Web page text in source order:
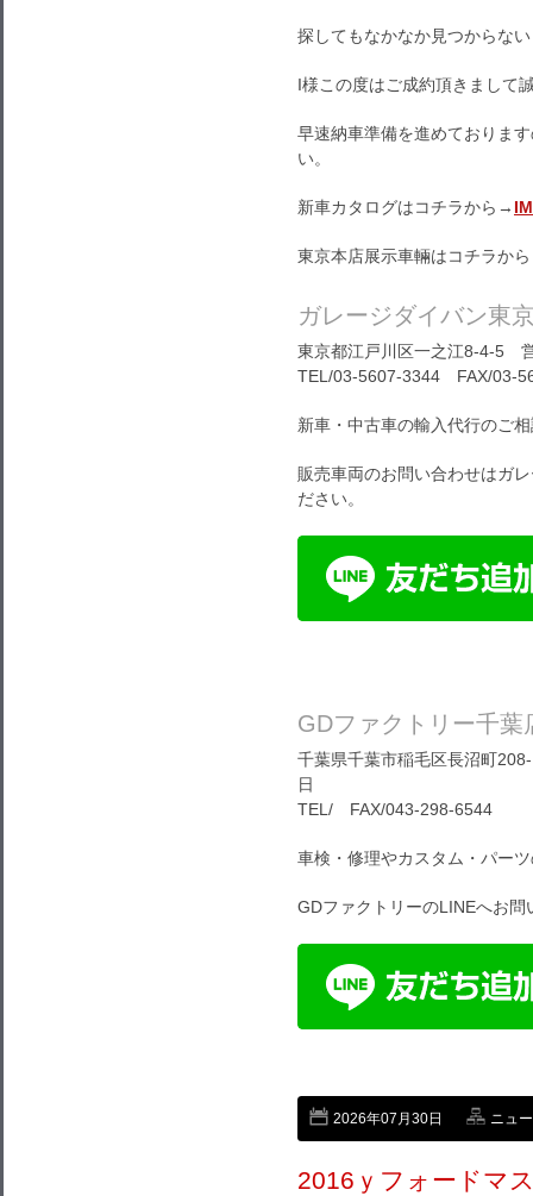
探してもなかなか見つからな
I様この度はご成約頂きまして
早速納車準備を進めておりま
い。
新車カタログはコチラから→
東京本店展示車輛はコチラか
ガレージダイバン東
東京都江戸川区一之江8-4-5
TEL/03-5607-3344 FAX/03-
新車・中古車の輸入代行のご
販売車両のお問い合わせはガ
ださい。
GDファクトリー千葉
千葉県千葉市稲毛区長沼町
日
TEL/ FAX/043-298-6544
車検・修理やカスタム・パー
GDファクトリーのLINEへお問
2026年07月30日 ニュ
2016ｙフォードマ